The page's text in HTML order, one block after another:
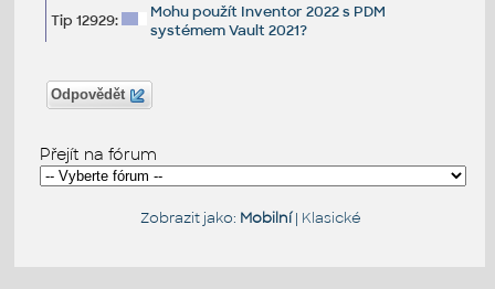
Tip 12929:
Mohu použít Inventor 2022 s PDM
systémem Vault 2021?
Odpovědět
Přejít na fórum
Zobrazit jako: Mobilní| Klasické